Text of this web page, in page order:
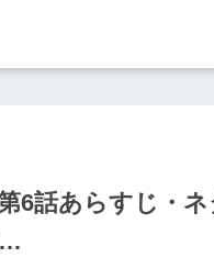
6話あらすじ・
…